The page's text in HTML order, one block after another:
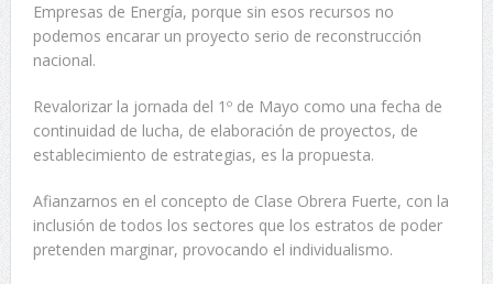
Empresas de Energía, porque sin esos recursos no
podemos encarar un proyecto serio de reconstrucción
nacional.
Revalorizar la jornada del 1º de Mayo como una fecha de
continuidad de lucha, de elaboración de proyectos, de
establecimiento de estrategias, es la propuesta.
Afianzarnos en el concepto de Clase Obrera Fuerte, con la
inclusión de todos los sectores que los estratos de poder
pretenden marginar, provocando el individualismo.